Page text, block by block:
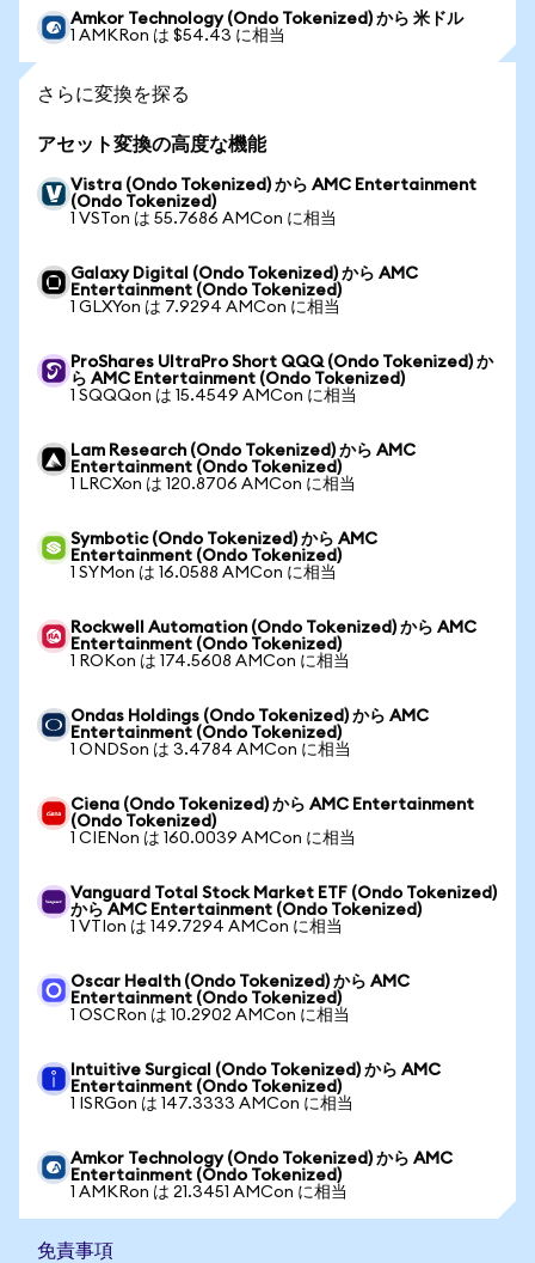
Amkor Technology (Ondo Tokenized) から 米ドル
1 AMKRon は $54.43 に相当
さらに変換を探る
アセット変換の高度な機能
Vistra (Ondo Tokenized) から AMC Entertainment
(Ondo Tokenized)
1 VSTon は 55.7686 AMCon に相当
Galaxy Digital (Ondo Tokenized) から AMC
Entertainment (Ondo Tokenized)
1 GLXYon は 7.9294 AMCon に相当
ProShares UltraPro Short QQQ (Ondo Tokenized) か
ら AMC Entertainment (Ondo Tokenized)
1 SQQQon は 15.4549 AMCon に相当
Lam Research (Ondo Tokenized) から AMC
Entertainment (Ondo Tokenized)
1 LRCXon は 120.8706 AMCon に相当
Symbotic (Ondo Tokenized) から AMC
Entertainment (Ondo Tokenized)
1 SYMon は 16.0588 AMCon に相当
Rockwell Automation (Ondo Tokenized) から AMC
Entertainment (Ondo Tokenized)
1 ROKon は 174.5608 AMCon に相当
Ondas Holdings (Ondo Tokenized) から AMC
Entertainment (Ondo Tokenized)
1 ONDSon は 3.4784 AMCon に相当
Ciena (Ondo Tokenized) から AMC Entertainment
(Ondo Tokenized)
1 CIENon は 160.0039 AMCon に相当
Vanguard Total Stock Market ETF (Ondo Tokenized)
から AMC Entertainment (Ondo Tokenized)
1 VTIon は 149.7294 AMCon に相当
Oscar Health (Ondo Tokenized) から AMC
Entertainment (Ondo Tokenized)
1 OSCRon は 10.2902 AMCon に相当
Intuitive Surgical (Ondo Tokenized) から AMC
Entertainment (Ondo Tokenized)
1 ISRGon は 147.3333 AMCon に相当
Amkor Technology (Ondo Tokenized) から AMC
Entertainment (Ondo Tokenized)
1 AMKRon は 21.3451 AMCon に相当
免責事項